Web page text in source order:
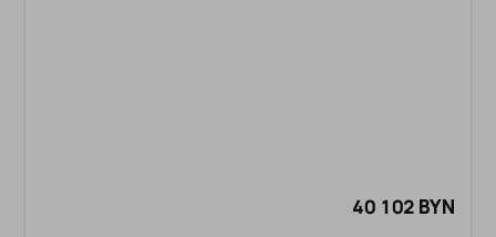
40 102 BYN